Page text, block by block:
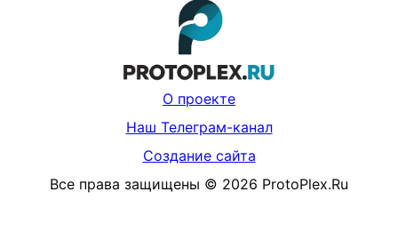
О проекте
Наш Телеграм-канал
Создание сайта
Все права защищены © 2026 ProtoPlex.Ru